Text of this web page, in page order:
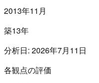
2013年11月
築13年
分析日: 2026年7月11日
各観点の評価